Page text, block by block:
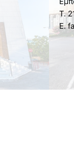
Τ.
E.